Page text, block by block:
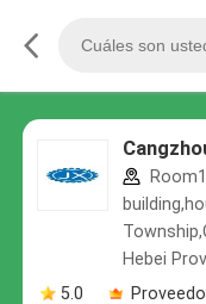
Hebei
5.0